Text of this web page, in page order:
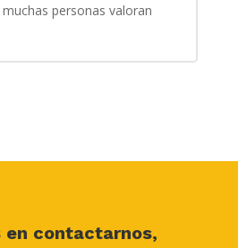
personas valoran
en contactarnos,